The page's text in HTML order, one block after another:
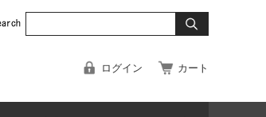
ログイン カート